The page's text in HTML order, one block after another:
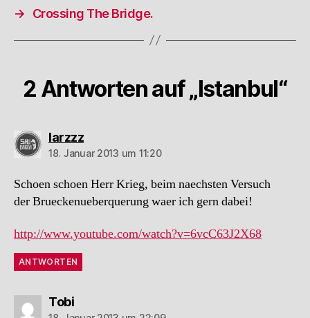
→
Crossing The Bridge.
2 Antworten auf „Istanbul“
larzzzsagt:
18. Januar 2013 um 11:20
Schoen schoen Herr Krieg, beim naechsten Versuch
der Brueckenueberquerung waer ich gern dabei!
http://www.youtube.com/watch?v=6vcC63J2X68
ANTWORTEN
Tobisagt: